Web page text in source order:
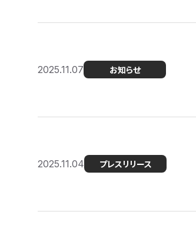
2025.11.07 お知らせ
2025.11.04 プレスリリース